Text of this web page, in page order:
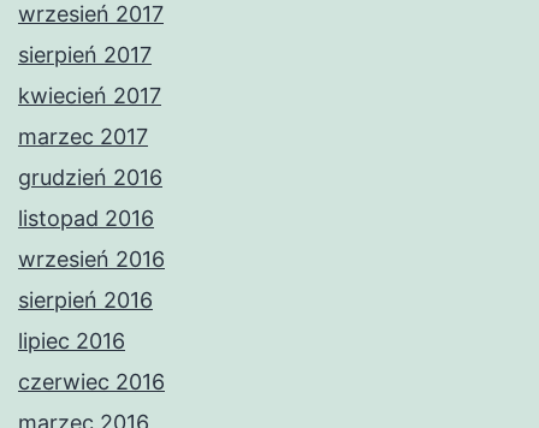
wrzesień 2017
sierpień 2017
kwiecień 2017
marzec 2017
grudzień 2016
listopad 2016
wrzesień 2016
sierpień 2016
lipiec 2016
czerwiec 2016